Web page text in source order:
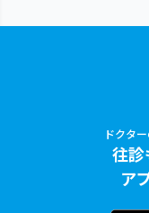
ドクタ
往診
ア